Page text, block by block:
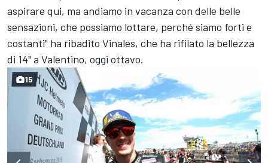
aspirare qui, ma andiamo in vacanza con delle belle
sensazioni, che possiamo lottare, perché siamo forti e
costanti" ha ribadito Vinales, che ha rifilato la bellezza
di 14" a Valentino, oggi ottavo.
15